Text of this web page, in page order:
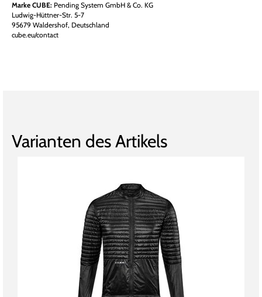
Marke CUBE: Pending System GmbH & Co. KG
Ludwig-Hüttner-Str. 5-7
95679 Waldershof, Deutschland
cube.eu/contact
Varianten des Artikels